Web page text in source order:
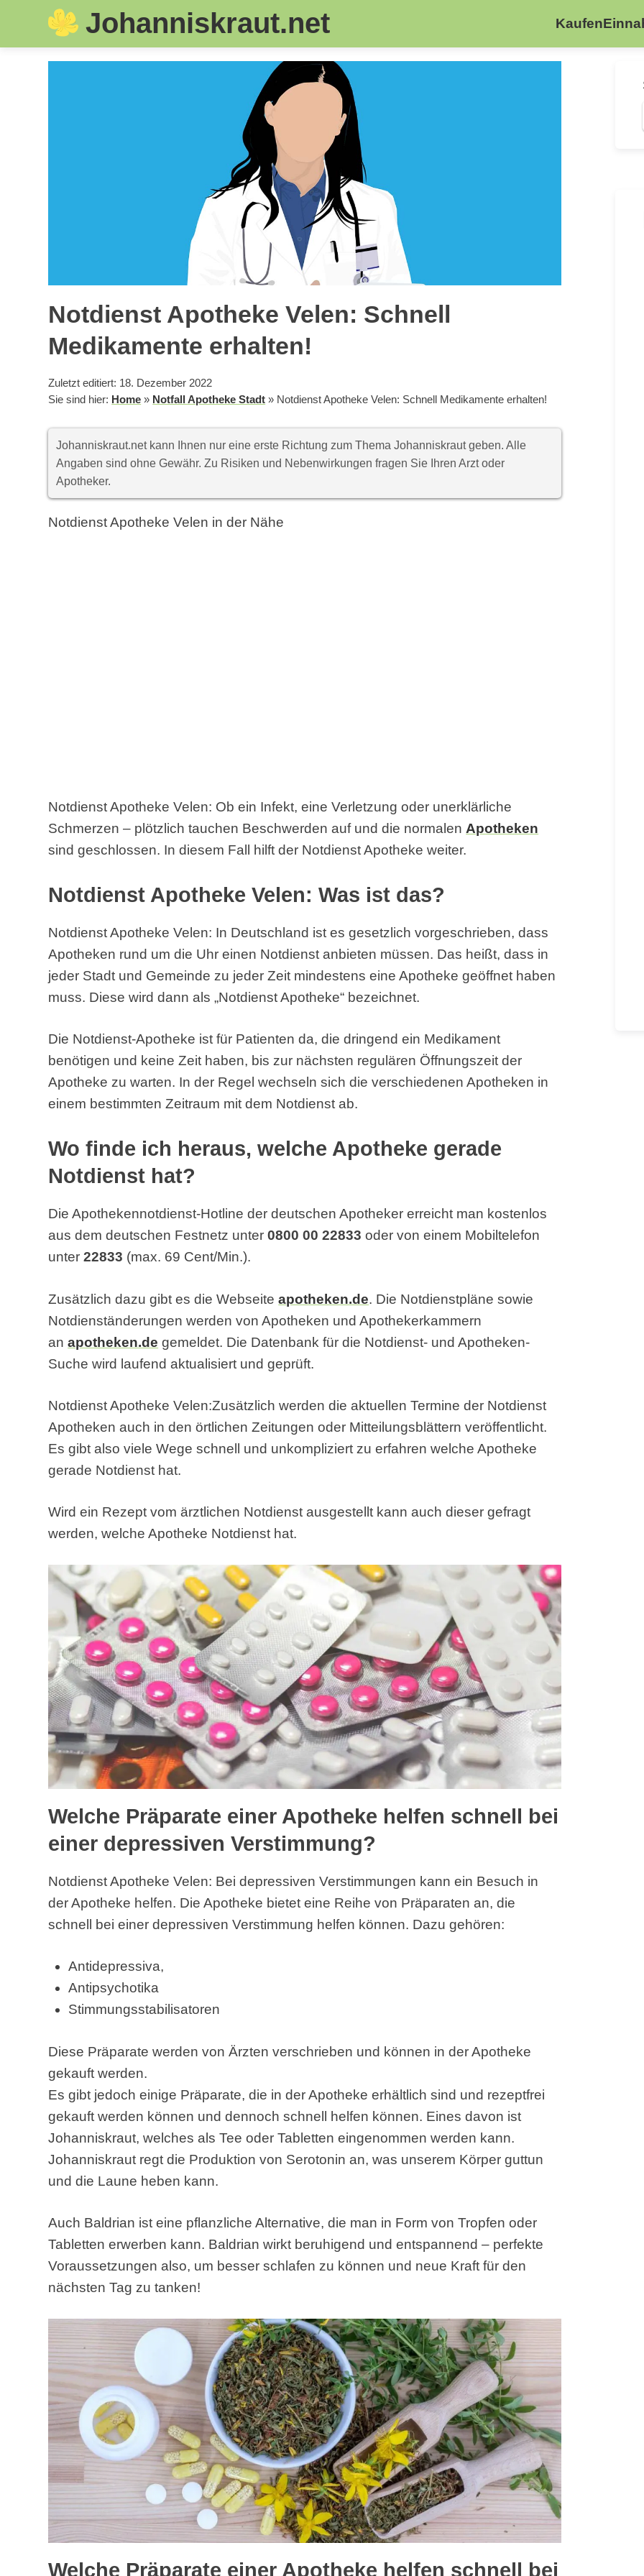
Johanniskraut.net Kaufen
Notdienst Apotheke Velen: Schnell
Medikamente erhalten!
Zuletzt editiert: 18. Dezember 2022
Sie sind hier: Home » Notfall Apotheke Stadt » Notdienst Apotheke Velen: Schnell Medikamente erhalten!
Johanniskraut.net kann Ihnen nur eine erste Richtung zum Thema Johanniskraut geben. Alle
Angaben sind ohne Gewähr. Zu Risiken und Nebenwirkungen fragen Sie Ihren Arzt oder
Apotheker.
Notdienst Apotheke Velen in der Nähe
Notdienst Apotheke Velen: Ob ein Infekt, eine Verletzung oder unerklärliche
Schmerzen – plötzlich tauchen Beschwerden auf und die normalen Apotheken
sind geschlossen. In diesem Fall hilft der Notdienst Apotheke weiter.
Notdienst Apotheke Velen: Was ist das?
Notdienst Apotheke Velen: In Deutschland ist es gesetzlich vorgeschrieben, dass
Apotheken rund um die Uhr einen Notdienst anbieten müssen. Das heißt, dass in
jeder Stadt und Gemeinde zu jeder Zeit mindestens eine Apotheke geöffnet haben
muss. Diese wird dann als „Notdienst Apotheke“ bezeichnet.
Die Notdienst-Apotheke ist für Patienten da, die dringend ein Medikament
benötigen und keine Zeit haben, bis zur nächsten regulären Öffnungszeit der
Apotheke zu warten. In der Regel wechseln sich die verschiedenen Apotheken in
einem bestimmten Zeitraum mit dem Notdienst ab.
Wo finde ich heraus, welche Apotheke gerade
Notdienst hat?
Die Apothekennotdienst-Hotline der deutschen Apotheker erreicht man kostenlos
aus dem deutschen Festnetz unter0800 00 22833 oder von einem Mobiltelefon
unter22833 (max. 69 Cent/Min.).
Zusätzlich dazu gibt es die Webseiteapotheken.de. Die Notdienstpläne sowie
Notdienständerungen werden von Apotheken und Apothekerkammern
anapotheken.de gemeldet. Die Datenbank für die Notdienst- und Apotheken-
Suche wird laufend aktualisiert und geprüft.
Notdienst Apotheke Velen:Zusätzlich werden die aktuellen Termine der Notdienst
Apotheken auch in den örtlichen Zeitungen oder Mitteilungsblättern veröffentlicht.
Es gibt also viele Wege schnell und unkompliziert zu erfahren welche Apotheke
gerade Notdienst hat.
Wird ein Rezept vom ärztlichen Notdienst ausgestellt kann auch dieser gefragt
werden, welche Apotheke Notdienst hat.
Welche Präparate einer Apotheke helfen schnell bei
einer depressiven Verstimmung?
Notdienst Apotheke Velen: Bei depressiven Verstimmungen kann ein Besuch in
der Apotheke helfen. Die Apotheke bietet eine Reihe von Präparaten an, die
schnell bei einer depressiven Verstimmung helfen können. Dazu gehören:
Antidepressiva,
Antipsychotika
Stimmungsstabilisatoren
Diese Präparate werden von Ärzten verschrieben und können in der Apotheke
gekauft werden.
Es gibt jedoch einige Präparate, die in der Apotheke erhältlich sind und rezeptfrei
gekauft werden können und dennoch schnell helfen können. Eines davon ist
Johanniskraut, welches als Tee oder Tabletten eingenommen werden kann.
Johanniskraut regt die Produktion von Serotonin an, was unserem Körper guttun
und die Laune heben kann.
Auch Baldrian ist eine pflanzliche Alternative, die man in Form von Tropfen oder
Tabletten erwerben kann. Baldrian wirkt beruhigend und entspannend – perfekte
Voraussetzungen also, um besser schlafen zu können und neue Kraft für den
nächsten Tag zu tanken!
Welche Präparate einer Apotheke helfen schnell bei